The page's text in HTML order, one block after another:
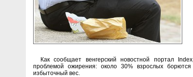
Как сообщает венгерский новостной портал
проблемой ожирения: около 30% взрослых
избыточный вес.